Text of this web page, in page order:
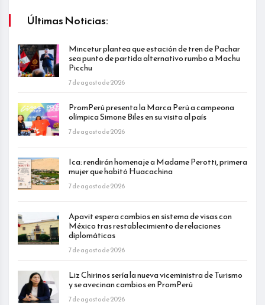
Últimas Noticias:
Mincetur plantea que estación de tren de Pachar
sea punto de partida alternativo rumbo a Machu
Picchu
7 de agosto de 2026
PromPerú presenta la Marca Perú a campeona
olímpica Simone Biles en su visita al país
7 de agosto de 2026
Ica: rendirán homenaje a Madame Perotti, primera
mujer que habitó Huacachina
7 de agosto de 2026
Apavit espera cambios en sistema de visas con
México tras restablecimiento de relaciones
diplomáticas
7 de agosto de 2026
Liz Chirinos sería la nueva viceministra de Turismo
y se avecinan cambios en PromPerú
7 de agosto de 2026